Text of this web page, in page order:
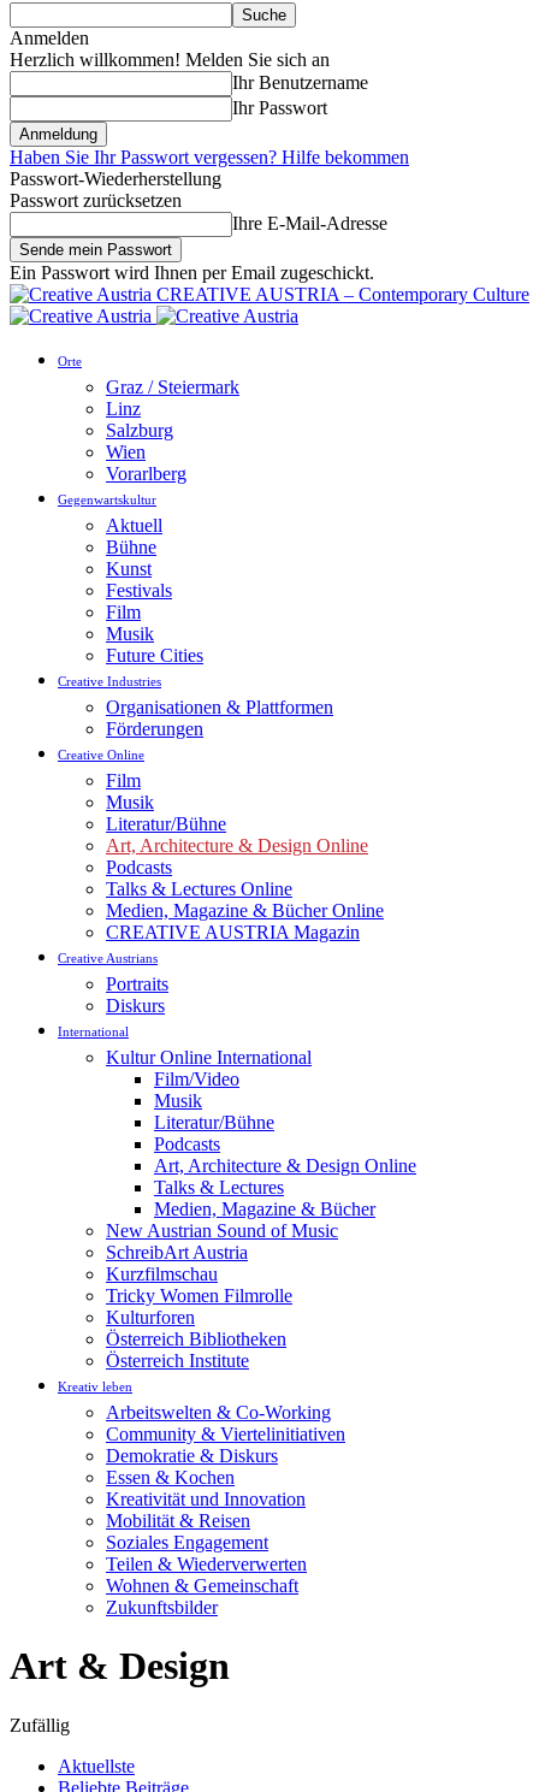
Anmelden
Herzlich willkommen! Melden Sie sich an
Ihr Benutzername
Ihr Passwort
Haben Sie Ihr Passwort vergessen? Hilfe bekommen
Passwort-Wiederherstellung
Passwort zurücksetzen
Ihre E-Mail-Adresse
Ein Passwort wird Ihnen per Email zugeschickt.
CREATIVE AUSTRIA – Contemporary Culture
Orte
Graz / Steiermark
Linz
Salzburg
Wien
Vorarlberg
Gegenwartskultur
Aktuell
Bühne
Kunst
Festivals
Film
Musik
Future Cities
Creative Industries
Organisationen & Plattformen
Förderungen
Creative Online
Film
Musik
Literatur/Bühne
Art, Architecture & Design Online
Podcasts
Talks & Lectures Online
Medien, Magazine & Bücher Online
CREATIVE AUSTRIA Magazin
Creative Austrians
Portraits
Diskurs
International
Kultur Online International
Film/Video
Musik
Literatur/Bühne
Podcasts
Art, Architecture & Design Online
Talks & Lectures
Medien, Magazine & Bücher
New Austrian Sound of Music
SchreibArt Austria
Kurzfilmschau
Tricky Women Filmrolle
Kulturforen
Österreich Bibliotheken
Österreich Institute
Kreativ leben
Arbeitswelten & Co-Working
Community & Viertelinitiativen
Demokratie & Diskurs
Essen & Kochen
Kreativität und Innovation
Mobilität & Reisen
Soziales Engagement
Teilen & Wiederverwerten
Wohnen & Gemeinschaft
Zukunftsbilder
Art & Design
Zufällig
Aktuellste
Beliebte Beiträge